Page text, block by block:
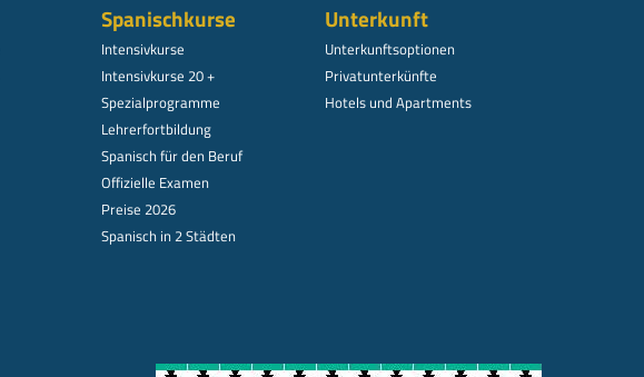
Spanischkurse
Intensivkurse
Intensivkurse 20 +
Spezialprogramme
Lehrerfortbildung
Spanisch für den Beruf
Offizielle Examen
Preise 2026
Spanisch in 2 Städten
Unterkunft
Unterkunftsoptionen
Privatunterkünfte
Hotels und Apartments